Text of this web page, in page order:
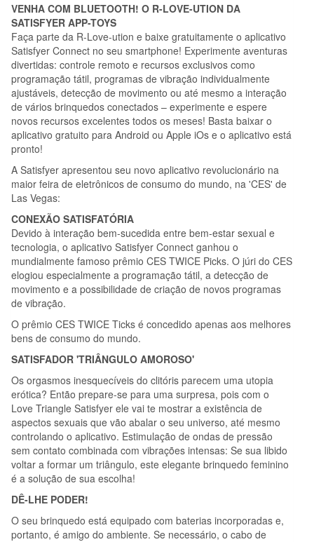
VENHA COM BLUETOOTH! O R-LOVE-UTION DA
SATISFYER APP-TOYS
Faça parte da R-Love-ution e baixe gratuitamente o aplicativo
Satisfyer Connect no seu smartphone! Experimente aventuras
divertidas: controle remoto e recursos exclusivos como
programação tátil, programas de vibração individualmente
ajustáveis, detecção de movimento ou até mesmo a interação
de vários brinquedos conectados – experimente e espere
novos recursos excelentes todos os meses! Basta baixar o
aplicativo gratuito para Android ou Apple iOs e o aplicativo está
pronto!
A Satisfyer apresentou seu novo aplicativo revolucionário na
maior feira de eletrônicos de consumo do mundo, na 'CES' de
Las Vegas:
CONEXÃO SATISFATÓRIA
Devido à interação bem-sucedida entre bem-estar sexual e
tecnologia, o aplicativo Satisfyer Connect ganhou o
mundialmente famoso prêmio CES TWICE Picks. O júri do CES
elogiou especialmente a programação tátil, a detecção de
movimento e a possibilidade de criação de novos programas
de vibração.
O prêmio CES TWICE Ticks é concedido apenas aos melhores
bens de consumo do mundo.
SATISFADOR 'TRIÂNGULO AMOROSO'
Os orgasmos inesquecíveis do clitóris parecem uma utopia
erótica? Então prepare-se para uma surpresa, pois com o
Love Triangle Satisfyer ele vai te mostrar a existência de
aspectos sexuais que vão abalar o seu universo, até mesmo
controlando o aplicativo. Estimulação de ondas de pressão
sem contato combinada com vibrações intensas: Se sua libido
voltar a formar um triângulo, este elegante brinquedo feminino
é a solução de sua escolha!
DÊ-LHE PODER!
O seu brinquedo está equipado com baterias incorporadas e,
portanto, é amigo do ambiente. Se necessário, o cabo de